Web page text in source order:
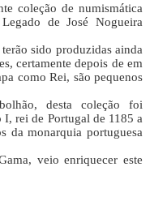
coleção de numismática
de José Nogueira
sido produzidas ainda
certamente depois de em
como Rei, são pequenos
desta coleção foi
rei de Portugal de 1185 a
da monarquia portuguesa
veio enriquecer este